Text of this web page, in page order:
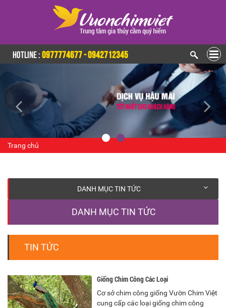
HOTLINE :0977774677 - 0942712345
Trang chủ
DANH MỤC TIN TỨC
DANH MỤC TIN TỨC
TIN TỨC
Giống Chim Công Các Loại
Cơ sở chim công giống Vườn Chim Việt
cung cấp các loại giống chim công